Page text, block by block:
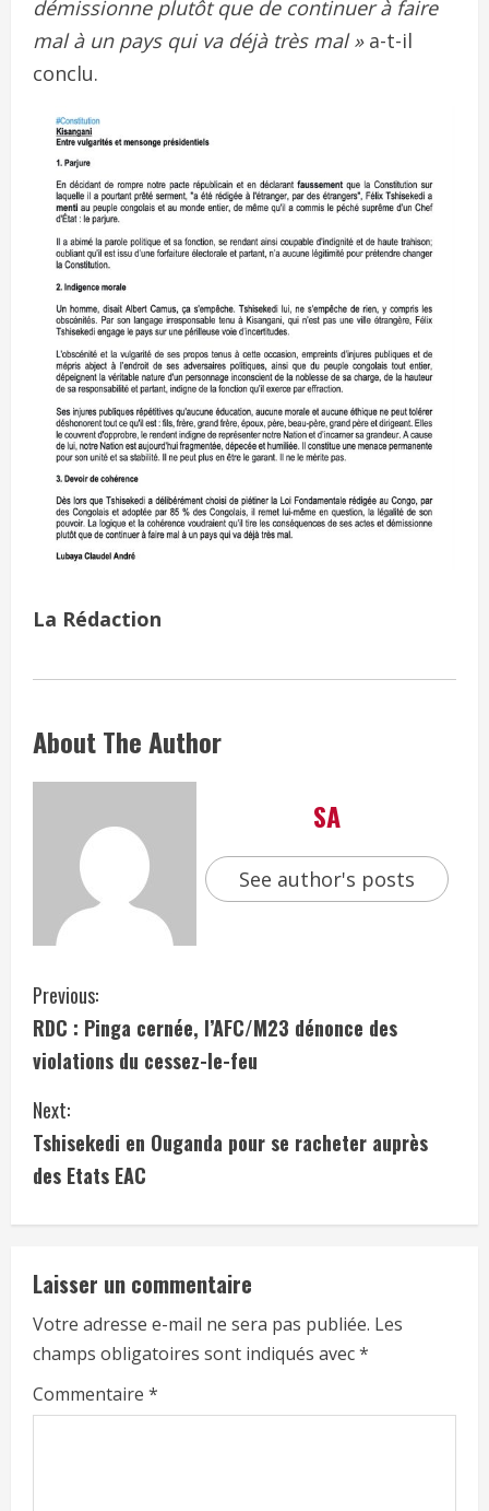
démissionne plutôt que de continuer à faire
mal à un pays qui va déjà très mal »a-t-il
conclu.
La Rédaction
About The Author
SA
See author's posts
Previous:
RDC : Pinga cernée, l’AFC/M23 dénonce des
violations du cessez-le-feu
Next:
Tshisekedi en Ouganda pour se racheter auprès
des Etats EAC
Laisser un commentaire
Votre adresse e-mail ne sera pas publiée. Les
champs obligatoires sont indiqués avec*
Commentaire *